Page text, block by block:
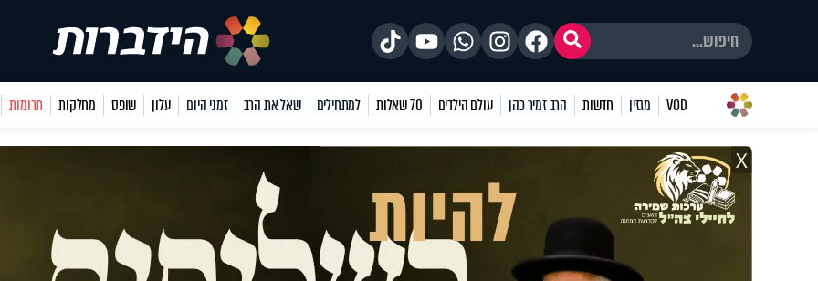
VOD מגזין חדשות הרב זמיר כהן עולם הילדים 70 שאלות למתחילים שאל את הרב זמני היום עלון שופס מחלקות תרומות
X